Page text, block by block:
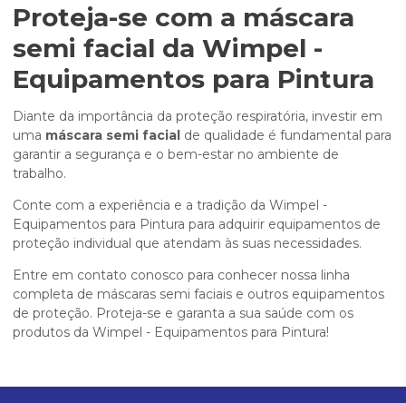
Proteja-se com a máscara
semi facial da Wimpel -
Equipamentos para Pintura
Diante da importância da proteção respiratória, investir em
uma máscara semi facial de qualidade é fundamental para
garantir a segurança e o bem-estar no ambiente de
trabalho.
Conte com a experiência e a tradição da Wimpel -
Equipamentos para Pintura para adquirir equipamentos de
proteção individual que atendam às suas necessidades.
Entre em contato conosco para conhecer nossa linha
completa de máscaras semi faciais e outros equipamentos
de proteção. Proteja-se e garanta a sua saúde com os
produtos da Wimpel - Equipamentos para Pintura!